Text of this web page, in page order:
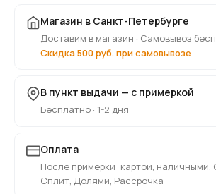
Магазин в Санкт-Петербурге
Доставим в магазин · Самовывоз
Скидка 500 руб. при самовывозе
В пункт выдачи — с примеркой
Бесплатно · 1-2 дня
Оплата
После примерки: картой, наличными.
Сплит, Долями, Рассрочка